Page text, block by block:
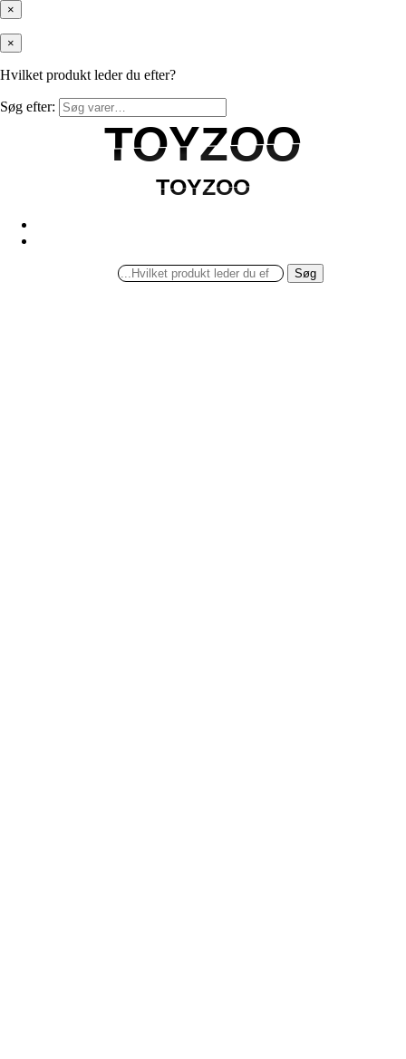
×
×
Hvilket produkt leder du efter?
Søg efter:
TOYZOO
TOYZOO
TOYZOO
TOYZOO
Søg